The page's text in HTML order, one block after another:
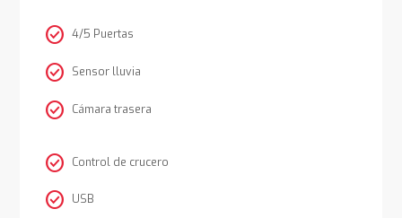
check_circle 4/5 Puertas
check_circle Sensor lluvia
check_circle Cámara trasera
check_circle Control de crucero
check_circle USB